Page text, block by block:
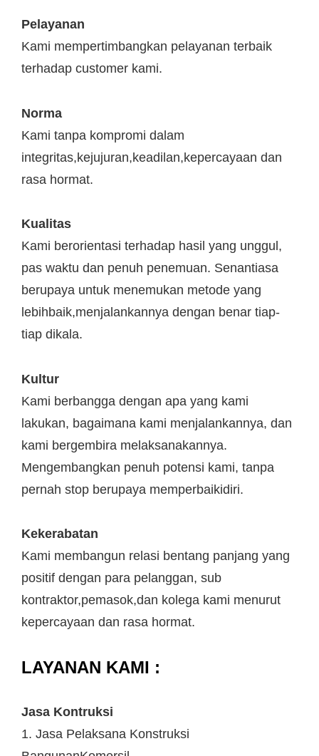
Pelayanan
Kami mempertimbangkan pelayanan terbaik
terhadap customer kami.
Norma
Kami tanpa kompromi dalam
integritas,kejujuran,keadilan,kepercayaan dan
rasa hormat.
Kualitas
Kami berorientasi terhadap hasil yang unggul,
pas waktu dan penuh penemuan. Senantiasa
berupaya untuk menemukan metode yang
lebihbaik,menjalankannya dengan benar tiap-
tiap dikala.
Kultur
Kami berbangga dengan apa yang kami
lakukan, bagaimana kami menjalankannya, dan
kami bergembira melaksanakannya.
Mengembangkan penuh potensi kami, tanpa
pernah stop berupaya memperbaikidiri.
Kekerabatan
Kami membangun relasi bentang panjang yang
positif dengan para pelanggan, sub
kontraktor,pemasok,dan kolega kami menurut
kepercayaan dan rasa hormat.
LAYANAN KAMI :
Jasa Kontruksi
1. Jasa Pelaksana Konstruksi